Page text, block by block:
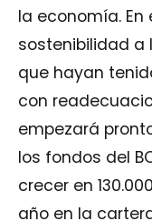
la economía.
sostenibilidad a
que hayan
con
empezará
los fondos del
crecer en
año en la